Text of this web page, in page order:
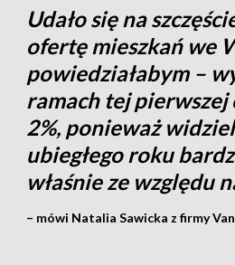
Udało się na
ofertę mieszkań we
powiedziałabym –
ramach tej pierwszej
2%, ponieważ
ubiegłego roku
właśnie ze względu
– mówi Natalia Sawicka z firmy